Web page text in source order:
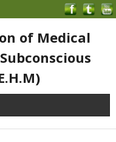
of Medical